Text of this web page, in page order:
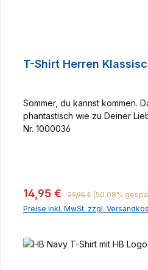
T-Shirt Herren
Sommer, du kannst kommen.
phantastisch wie zu Deiner
Nr. 1000036
Verkaufspreis:
14,95 € Regulärer Preis:
29,95 € (50.08%
Preise inkl. MwSt. zzgl.